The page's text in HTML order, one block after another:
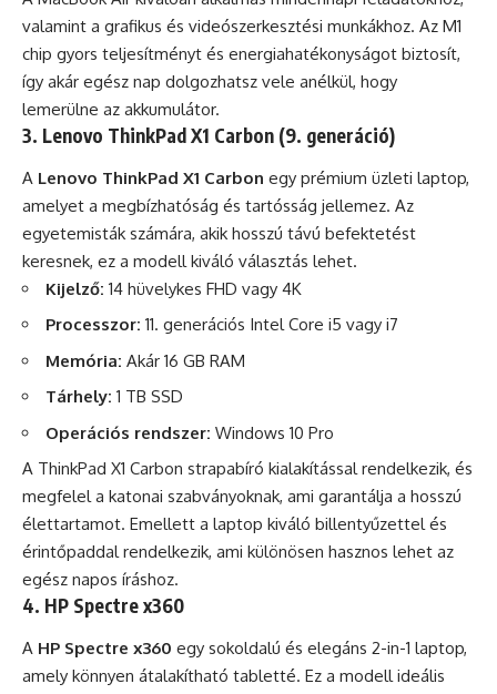
valamint a grafikus és videószerkesztési munkákhoz. Az M1
chip gyors teljesítményt és energiahatékonyságot biztosít,
így akár egész nap dolgozhatsz vele anélkül, hogy
lemerülne az akkumulátor.
3. Lenovo ThinkPad X1 Carbon (9. generáció)
A Lenovo ThinkPad X1 Carbon egy prémium üzleti laptop,
amelyet a megbízhatóság és tartósság jellemez. Az
egyetemisták számára, akik hosszú távú befektetést
keresnek, ez a modell kiváló választás lehet.
Kijelző: 14 hüvelykes FHD vagy 4K
Processzor: 11. generációs Intel Core i5 vagy i7
Memória: Akár 16 GB RAM
Tárhely: 1 TB SSD
Operációs rendszer: Windows 10 Pro
A ThinkPad X1 Carbon strapabíró kialakítással rendelkezik, és
megfelel a katonai szabványoknak, ami garantálja a hosszú
élettartamot. Emellett a laptop kiváló billentyűzettel és
érintőpaddal rendelkezik, ami különösen hasznos lehet az
egész napos íráshoz.
4. HP Spectre x360
A HP Spectre x360 egy sokoldalú és elegáns 2-in-1 laptop,
amely könnyen átalakítható tabletté. Ez a modell ideális